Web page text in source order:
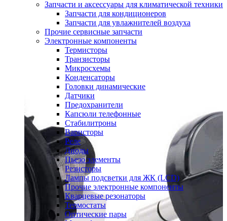
Запчасти и аксессуары для климатической техники
Запчасти для кондиционеров
Запчасти для увлажнителей воздуха
Прочие сервисные запчасти
Электронные компоненты
Термисторы
Транзисторы
Микросхемы
Конденсаторы
Головки динамические
Датчики
Предохранители
Капсюли телефонные
Стабилитроны
Варисторы
Реле
Диоды
Пьезо элементы
Резисторы
Лампы подсветки для ЖК (LCD)
Прочие электронные компоненты
Кварцевые резонаторы
Термостаты
Оптические пары